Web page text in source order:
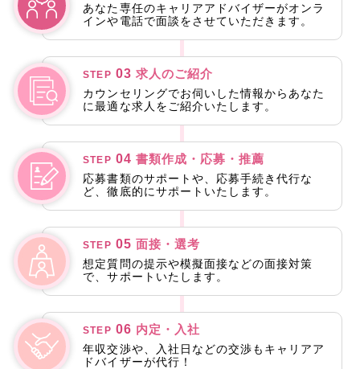
あなた専任のキャリアアドバイザーがオンラ
インや電話で面談をさせていただきます。
STEP 03 求人のご紹介
カウンセリングでお伺いした情報からあなた
に最適な求人をご紹介いたします。
STEP 04 書類作成・応募・推薦
応募書類のサポートや、応募手続き代行な
ど、徹底的にサポートいたします。
STEP 05 面接・選考
想定質問の提示や模擬面接などの面接対策
で、サポートいたします。
STEP 06 内定・入社
年収交渉や、入社日などの交渉もキャリアア
ドバイザーが代行！